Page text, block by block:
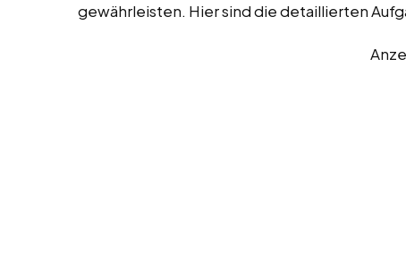
gewährleisten. Hier sind die detaillierten